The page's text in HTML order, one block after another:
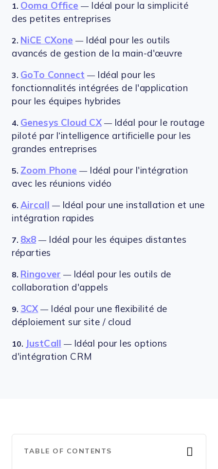
1. Ooma Office —
Idéal pour la simplicité
des petites entreprises
2. NiCE CXone —
Idéal pour les outils
avancés de gestion de la main-d'œuvre
3. GoTo Connect —
Idéal pour les
fonctionnalités intégrées de l'application
pour les équipes hybrides
4. Genesys Cloud CX — Idéal pour le routage
piloté par l’intelligence artificielle pour les
grandes entreprises
5. Zoom Phone —
Idéal pour l'intégration
avec les réunions vidéo
6. Aircall — Idéal pour une installation et une
intégration rapides
7. 8x8 —
Idéal pour les équipes distantes
réparties
8. Ringover — Idéal pour les outils de
collaboration d'appels
9. 3CX —
Idéal pour une flexibilité de
déploiement sur site / cloud
10. JustCall — Idéal pour les options
d'intégration CRM
TABLE OF CONTENTS